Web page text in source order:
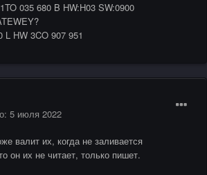
035 680 B HW:H03 SW:0900
L HW 3CO 907 951
5 июля 2022
валит их, когда не заливается
он их не читает, только пишет.